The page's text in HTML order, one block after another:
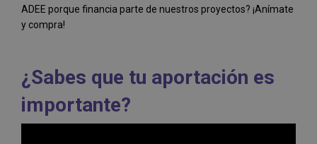
ADEE porque financia parte de nuestros proyectos? ¡Anímate
y compra!
¿Sabes que tu aportación es
importante?